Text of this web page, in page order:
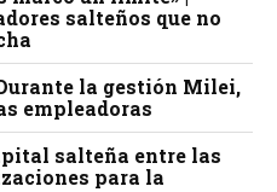
salteños que no
la gestión Milei,
empleadoras
salteña entre las
para la